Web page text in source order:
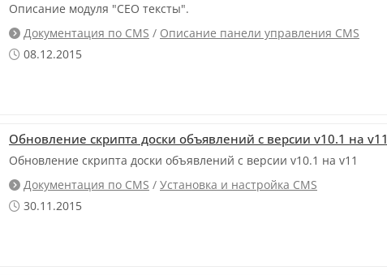
Описание модуля "СЕО тексты".
 Документация по CMS / Описание панели управления CMS
 08.12.2015
Обновление скрипта доски объявлений с версии v10.1 на v11
Обновление скрипта доски объявлений с версии v10.1 на v11
 Документация по CMS / Установка и настройка CMS
 30.11.2015